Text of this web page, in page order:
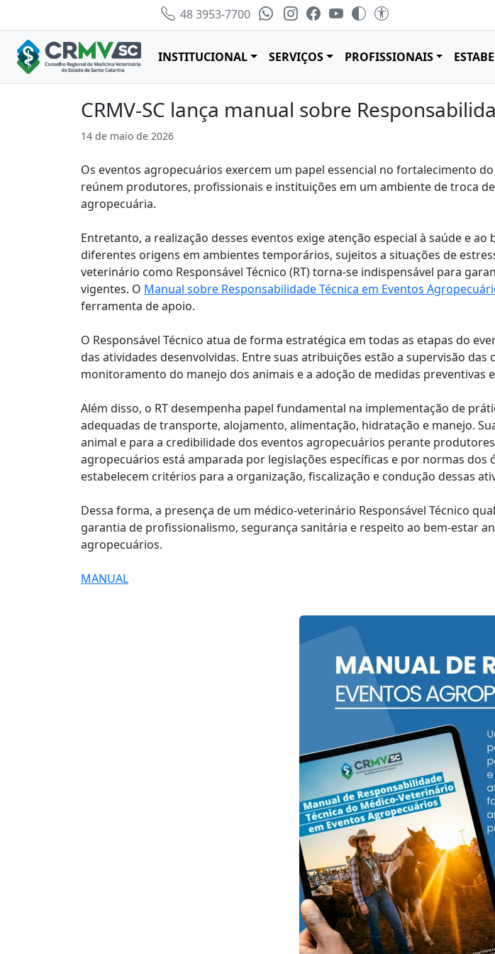
48 3953-7700
INSTITUCIONAL SERVIÇOS PROFISSIONAIS
CRMV-SC lança manual sobre
14 de maio de 2026
Os eventos agropecuários exercem um papel essencial no fortalecimento
reúnem produtores, profissionais e instituições em um ambiente de troca
agropecuária.
Entretanto, a realização desses eventos exige atenção especial à saúde e
diferentes origens em ambientes temporários, sujeitos a situações de
veterinário como Responsável Técnico (RT) torna-se indispensável para
vigentes. O Manual sobre Responsabilidade Técnica em Eventos
ferramenta de apoio.
O Responsável Técnico atua de forma estratégica em todas as etapas do
das atividades desenvolvidas. Entre suas atribuições estão a supervisão
monitoramento do manejo dos animais e a adoção de medidas
Além disso, o RT desempenha papel fundamental na implementação de
adequadas de transporte, alojamento, alimentação, hidratação e manejo.
animal e para a credibilidade dos eventos agropecuários perante
agropecuários está amparada por legislações específicas e por normas dos
estabelecem critérios para a organização, fiscalização e condução dessas
Dessa forma, a presença de um médico-veterinário Responsável Técnico
garantia de profissionalismo, segurança sanitária e respeito ao bem-estar
agropecuários.
MANUAL